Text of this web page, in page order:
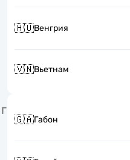
🇭🇺Венгрия
🇻🇳Вьетнам
Г
🇬🇦Габон